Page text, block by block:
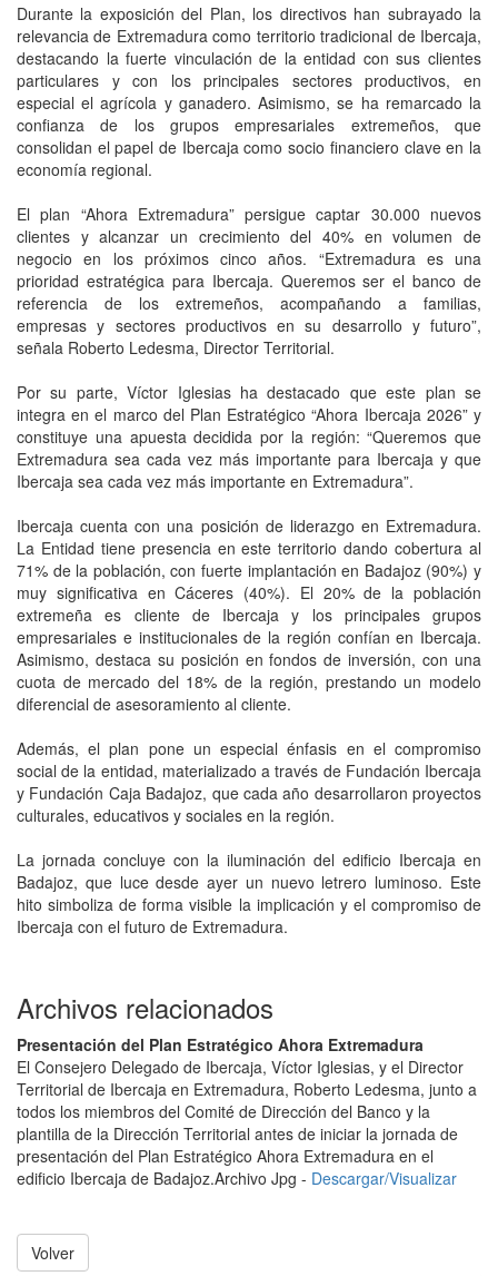
Durante la exposición del Plan, los directivos han subrayado la
relevancia de Extremadura como territorio tradicional de Ibercaja,
destacando la fuerte vinculación de la entidad con sus clientes
particulares y con los principales sectores productivos, en
especial el agrícola y ganadero. Asimismo, se ha remarcado la
confianza de los grupos empresariales extremeños, que
consolidan el papel de Ibercaja como socio financiero clave en la
economía regional.
El plan “Ahora Extremadura” persigue captar 30.000 nuevos
clientes y alcanzar un crecimiento del 40% en volumen de
negocio en los próximos cinco años. “Extremadura es una
prioridad estratégica para Ibercaja. Queremos ser el banco de
referencia de los extremeños, acompañando a familias,
empresas y sectores productivos en su desarrollo y futuro”,
señala Roberto Ledesma, Director Territorial.
Por su parte, Víctor Iglesias ha destacado que este plan se
integra en el marco del Plan Estratégico “Ahora Ibercaja 2026” y
constituye una apuesta decidida por la región: “Queremos que
Extremadura sea cada vez más importante para Ibercaja y que
Ibercaja sea cada vez más importante en Extremadura”.
Ibercaja cuenta con una posición de liderazgo en Extremadura.
La Entidad tiene presencia en este territorio dando cobertura al
71% de la población, con fuerte implantación en Badajoz (90%) y
muy significativa en Cáceres (40%). El 20% de la población
extremeña es cliente de Ibercaja y los principales grupos
empresariales e institucionales de la región confían en Ibercaja.
Asimismo, destaca su posición en fondos de inversión, con una
cuota de mercado del 18% de la región, prestando un modelo
diferencial de asesoramiento al cliente.
Además, el plan pone un especial énfasis en el compromiso
social de la entidad, materializado a través de Fundación Ibercaja
y Fundación Caja Badajoz, que cada año desarrollaron proyectos
culturales, educativos y sociales en la región.
La jornada concluye con la iluminación del edificio Ibercaja en
Badajoz, que luce desde ayer un nuevo letrero luminoso. Este
hito simboliza de forma visible la implicación y el compromiso de
Ibercaja con el futuro de Extremadura.
Archivos relacionados
Presentación del Plan Estratégico Ahora Extremadura
El Consejero Delegado de Ibercaja, Víctor Iglesias, y el Director
Territorial de Ibercaja en Extremadura, Roberto Ledesma, junto a
todos los miembros del Comité de Dirección del Banco y la
plantilla de la Dirección Territorial antes de iniciar la jornada de
presentación del Plan Estratégico Ahora Extremadura en el
edificio Ibercaja de Badajoz.Archivo Jpg - Descargar/Visualizar
Volver